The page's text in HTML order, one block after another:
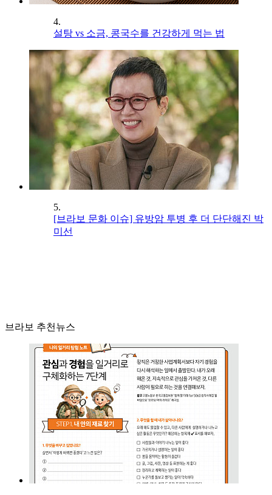
4.
설탕 vs 소금, 콩국수를 건강하게 먹는 법
5.
[브라보 문화 이슈] 유방암 투병 후 더 단단해진 박
미선
브라보 추천뉴스